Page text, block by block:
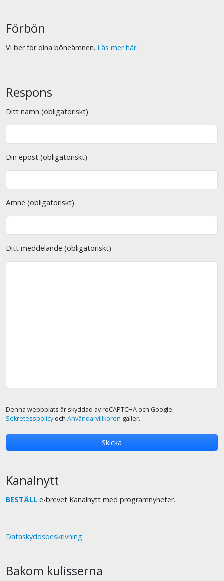
Förbön
Vi ber för dina böneämnen. Läs mer här.
Respons
Ditt namn (obligatoriskt)
Din epost (obligatoriskt)
Ämne (obligatoriskt)
Ditt meddelande (obligatoriskt)
Denna webbplats är skyddad av reCAPTCHA och Google
Sekretesspolicyoch Användarvillkoren gäller.
Kanalnytt
BESTÄLL e-brevet Kanalnytt med programnyheter.
Dataskyddsbeskrivning
Bakom kulisserna